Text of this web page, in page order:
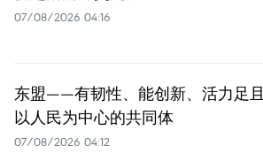
07/08/2026 04:16
东盟——有韧性、能创新、活力足且
以人民为中心的共同体
07/08/2026 04:12